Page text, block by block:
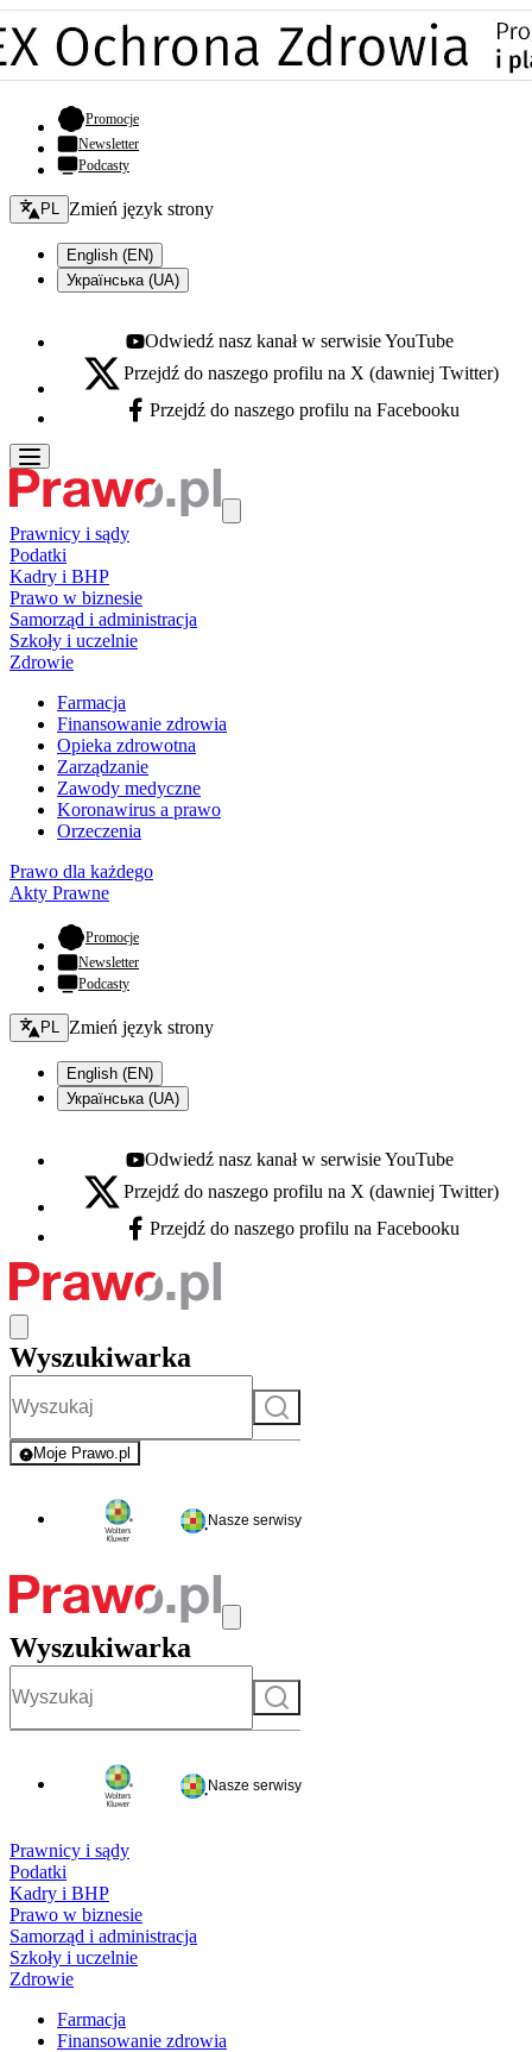
Promocje- otwiera się w nowej karcie
Newsletter
Podcasty
Zmień język - bieżący:
PL Zmień język strony
English (EN)
Українська (UA)
Youtube - otwiera się w nowej karcie
Odwiedź nasz kanał w serwisie YouTube
X - otwiera się w nowej karcie
Przejdź do naszego profilu na X (dawniej Twitter)
Facebook - otwiera się w nowej karcie
Przejdź do naszego profilu na Facebooku
Prawnicy i sądy
Podatki
Kadry i BHP
Prawo w biznesie
Samorząd i administracja
Szkoły i uczelnie
Zdrowie
Farmacja
Finansowanie zdrowia
Opieka zdrowotna
Zarządzanie
Zawody medyczne
Koronawirus a prawo
Orzeczenia
Prawo dla każdego
Akty Prawne
Promocje- otwiera się w nowej karcie
Newsletter
Podcasty
Zmień język - bieżący:
PL Zmień język strony
English (EN)
Українська (UA)
Youtube - otwiera się w nowej karcie
Odwiedź nasz kanał w serwisie YouTube
X - otwiera się w nowej karcie
Przejdź do naszego profilu na X (dawniej Twitter)
Facebook - otwiera się w nowej karcie
Przejdź do naszego profilu na Facebooku
Wyszukiwarka
Szukaj
Moje Prawo.pl
- rejestracja i logowanie do serwisu
Nasze serwisy
Wyszukiwarka
Szukaj
Nasze serwisy
Prawnicy i sądy
Podatki
Kadry i BHP
Prawo w biznesie
Samorząd i administracja
Szkoły i uczelnie
Zdrowie
Farmacja
Finansowanie zdrowia